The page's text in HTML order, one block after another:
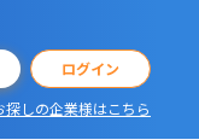
ログイン
探しの企業様はこちら